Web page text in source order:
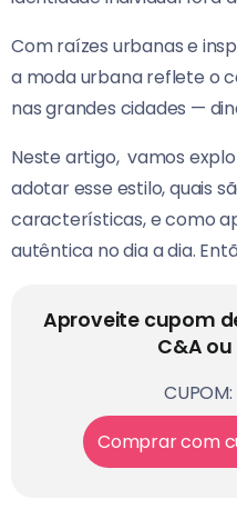
Com raízes urbanas e
a moda urbana reflete o
nas grandes cidades —
Neste artigo, vamos
adotar esse estilo, quais
características, e como
autêntica no dia a dia.
Aproveite cupom
C&A
CUPOM:
Comprar com